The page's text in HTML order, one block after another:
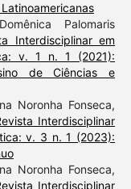
Palomaris
Interdisciplinar em
v. 1 n. 1 (2021):
de Ciências e
Noronha Fonseca,
Interdisciplinar
v. 3 n. 1 (2023):
Noronha Fonseca,
Interdisciplinar